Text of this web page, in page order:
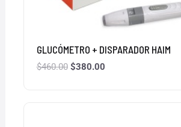
GLUCÓMETRO + DISPARADOR HAIM
$460.00 $380.00